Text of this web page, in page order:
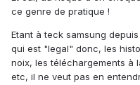
ce genre de pratique !
Etant à teck samsung
qui est "legal" donc, les
noix, les téléchargements à
etc, il ne veut pas en